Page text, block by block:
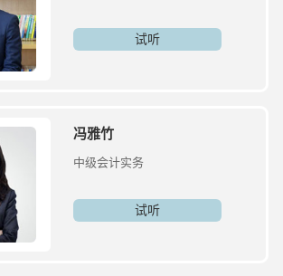
试听
冯雅竹
中级会计实务
试听